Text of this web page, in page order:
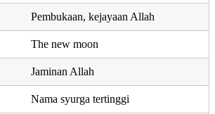
Pembukaan, kejayaan Allah
The new moon
Jaminan Allah
Nama syurga tertinggi